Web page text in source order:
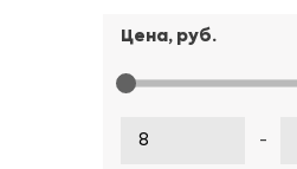
Цена, руб.
-